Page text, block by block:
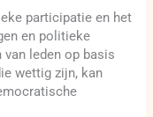
participatie en het
en politieke
leden op basis
wettig zijn, kan